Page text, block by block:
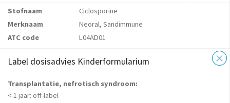
Stofnaam
Ciclosporine
Merknaam
Neoral, Sandimmune
ATC code
L04AD01
Label dosisadvies Kinderformularium
Transplantatie, nefrotisch syndroom:
< 1 jaar: off-label